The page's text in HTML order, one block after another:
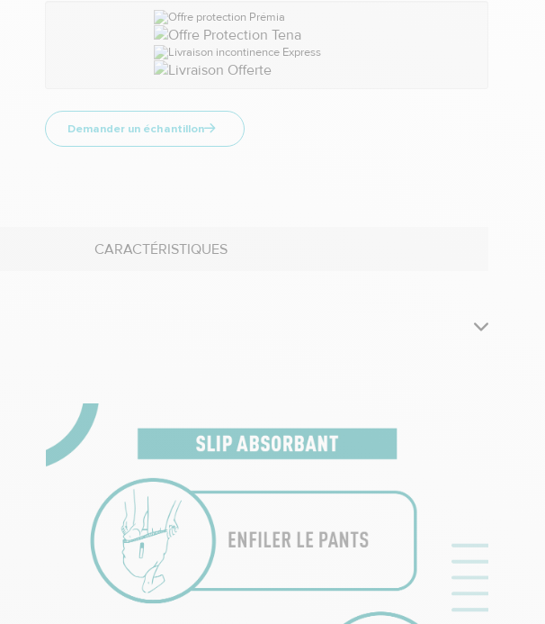
Demander un échantillon
CARACTÉRISTIQUES